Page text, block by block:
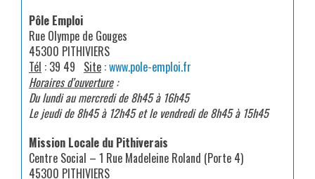
Pôle Emploi
Rue Olympe de Gouges
45300 PITHIVIERS
Tél : 39 49 Site :www.pole-emploi.fr
Horaires d’ouverture:
Du lundi au mercredi de 8h45 à 16h45
Le jeudi de 8h45 à 12h45 et le vendredi de 8h45 à 15h45
Mission Locale du Pithiverais
Centre Social – 1 Rue Madeleine Roland (Porte 4)
45300 PITHIVIERS